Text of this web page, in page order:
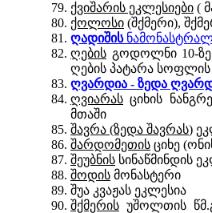
ქვიშარის ეკლესიები (
ქოლოსი (შქმერი),
ღადიშის
ღების გოდოლნი 10-ზე
ღების პატარა
ღვარდია - ზედა
ღვიარას ციხის
მთაში
შავრა (ზედა შავრას)
შარდომეთის ციხე
შეუბნის სინაწმინდის
შოდის მონასტერი
შუა კვაჟას ეკლესია
შქმერის უშოლთის